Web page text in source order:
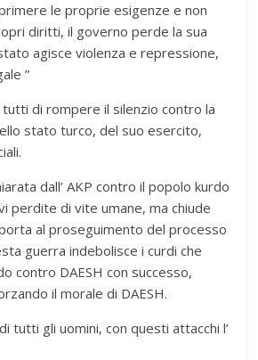
le proprie esigenze e non
diritti, il governo perde la sua
agisce violenza e repressione,
”
tutti di rompere il silenzio contro la
stato turco, del suo esercito,
dall’ AKP contro il popolo kurdo
perdite di vite umane, ma chiude
al proseguimento del processo
guerra indebolisce i curdi che
contro DAESH con successo,
il morale di DAESH.
tutti gli uomini, con questi attacchi l’